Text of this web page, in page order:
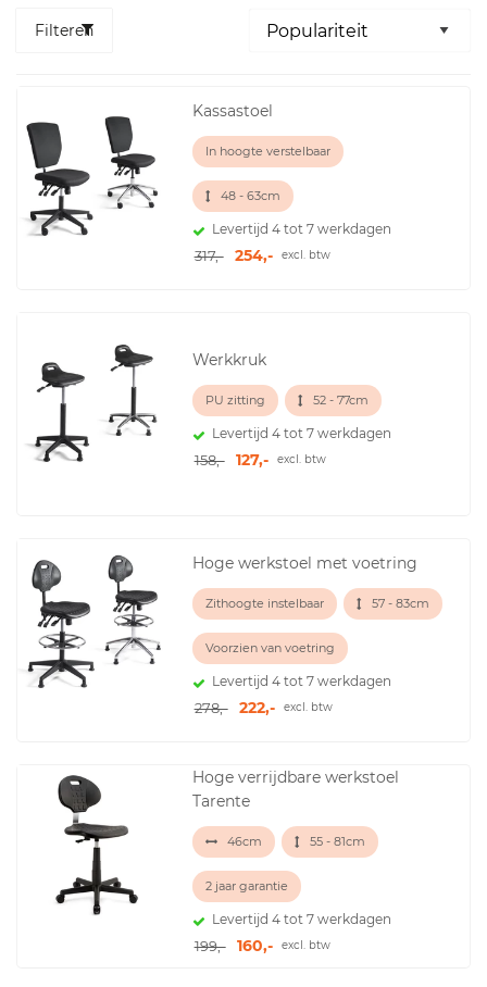
Filteren
Kassastoel
In hoogte verstelbaar
48 - 63cm
Levertijd 4 tot 7 werkdagen
317,- 254,- excl. btw
Werkkruk
PU zitting 52 - 77cm
Levertijd 4 tot 7 werkdagen
158,- 127,- excl. btw
Hoge werkstoel met voetring
Zithoogte instelbaar 57 - 83cm
Voorzien van voetring
Levertijd 4 tot 7 werkdagen
278,- 222,- excl. btw
Hoge verrijdbare werkstoel
Tarente
46cm 55 - 81cm
2 jaar garantie
Levertijd 4 tot 7 werkdagen
199,- 160,- excl. btw